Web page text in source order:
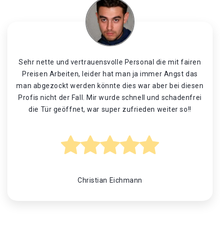
Sehr nette und vertrauensvolle Personal die mit fairen
Preisen Arbeiten, leider hat man ja immer Angst das
man abgezockt werden könnte dies war aber bei diesen
Profis nicht der Fall. Mir wurde schnell und schadenfrei
die Tür geöffnet, war super zufrieden weiter so!!
Christian Eichmann